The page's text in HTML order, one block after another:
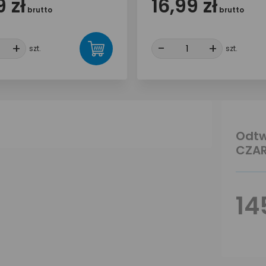
zł brutto
+ +
szt.
16,99 zł brutto
- + +
szt.